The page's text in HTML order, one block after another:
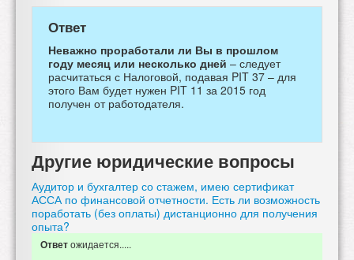
Ответ
Неважно проработали ли Вы в прошлом
году месяц или несколько дней – следует
расчитаться с Налоговой, подавая PIT 37 – для
этого Вам будет нужен PIT 11 за 2015 год
получен от работодателя.
Другие юридические вопросы
Аудитор и бухгалтер со стажем, имею сертификат
АССА по финансовой отчетности. Есть ли возможность
поработать (без оплаты) дистанционно для получения
опыта?
Ответожидается.....